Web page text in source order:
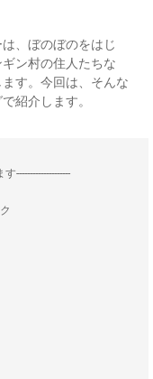
、ぼのぼのをはじ
ン村の住人たちな
す。今回は、そんな
紹介します。
--------------------